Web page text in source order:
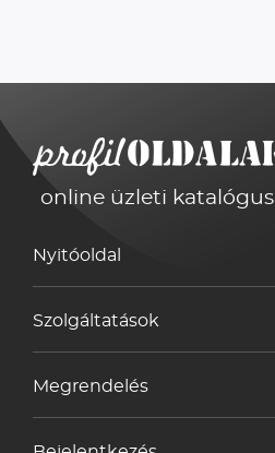
online üzleti katalógus
Nyitóoldal
Szolgáltatások
Megrendelés